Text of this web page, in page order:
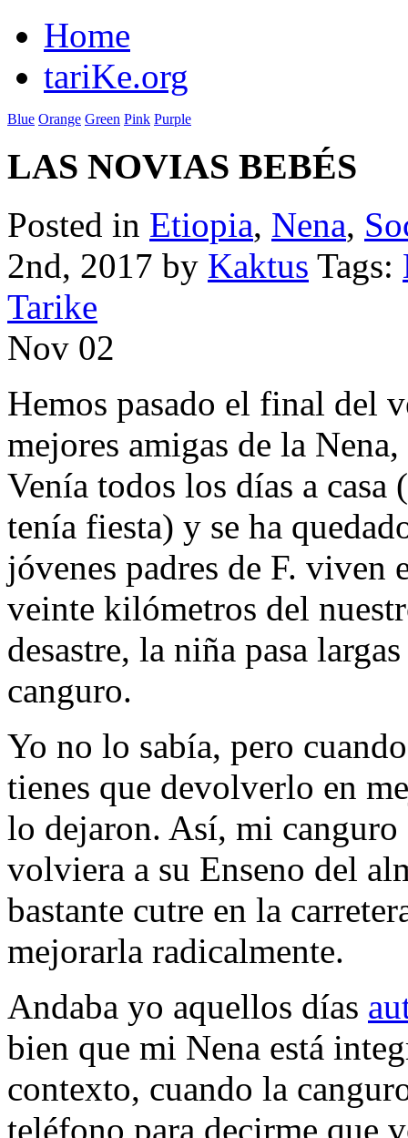
Home
tariKe.org
Blue Orange Green Pink Purple
LAS NOVIAS BEBÉS
Posted in Etiopia, Nena,
2nd, 2017 by Kaktus Tags:
Tarike
Nov 02
Hemos pasado el final del
mejores amigas de la
Venía todos los días a
tenía fiesta) y se ha
jóvenes padres de F. viven
veinte kilómetros del
desastre, la niña pasa
canguro.
Yo no lo sabía, pero
tienes que devolverlo en
lo dejaron. Así, mi canguro
volviera a su Enseno del
bastante cutre en la
mejorarla radicalmente.
Andaba yo aquellos días
bien que mi Nena está
contexto, cuando la
teléfono para decirme que